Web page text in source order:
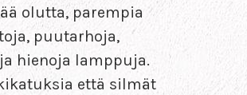
olutta, parempia
puutarhoja,
hienoja lamppuja.
että silmät